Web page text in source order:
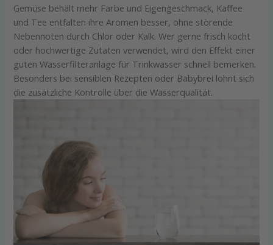
Gemüse behält mehr Farbe und Eigengeschmack, Kaffee
und Tee entfalten ihre Aromen besser, ohne störende
Nebennoten durch Chlor oder Kalk. Wer gerne frisch kocht
oder hochwertige Zutaten verwendet, wird den Effekt einer
guten Wasserfilteranlage für Trinkwasser schnell bemerken.
Besonders bei sensiblen Rezepten oder Babybrei lohnt sich
die zusätzliche Kontrolle über die Wasserqualität.